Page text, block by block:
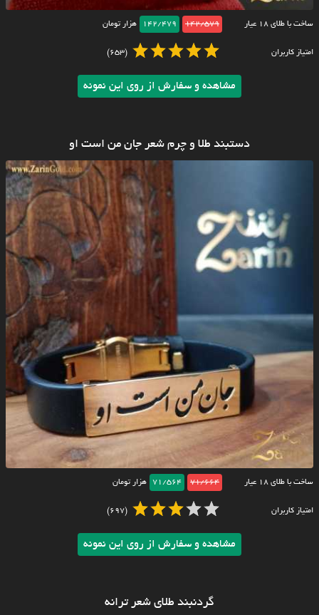
ساخت با طلای ۱۸ عیار 142/579
142/479 هزار تومان
امتیاز کاربران (653)
مشاهده و سفارش از روی این نمونه
دستبند طلا و چرم شعر جان من است او
ساخت با طلای ۱۸ عیار 71/664
71/564 هزار تومان
امتیاز کاربران (697)
مشاهده و سفارش از روی این نمونه
گردنبند طلای شعر ترانه